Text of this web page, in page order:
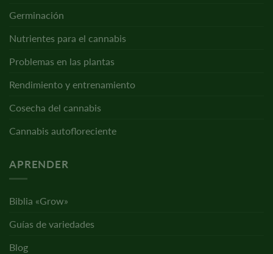
Germinación
Nutrientes para el cannabis
Problemas en las plantas
Rendimiento y entrenamiento
Cosecha del cannabis
Cannabis autofloreciente
APRENDER
Biblia «Grow»
Guías de variedades
Blog